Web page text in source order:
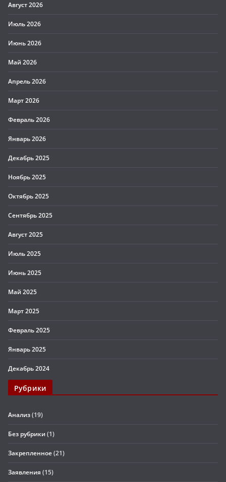
Август 2026
Июль 2026
Июнь 2026
Май 2026
Апрель 2026
Март 2026
Февраль 2026
Январь 2026
Декабрь 2025
Ноябрь 2025
Октябрь 2025
Сентябрь 2025
Август 2025
Июль 2025
Июнь 2025
Май 2025
Март 2025
Февраль 2025
Январь 2025
Декабрь 2024
Рубрики
Анализ(19)
Без рубрики(1)
Закрепленное(21)
Заявления (15)